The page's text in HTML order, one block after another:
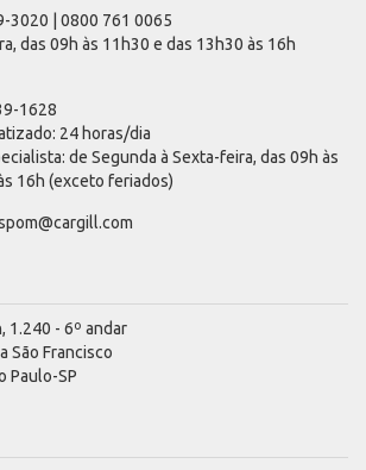
3020 | 0800 761 0065
das 09h às 11h30 e das 13h30 às 16h
1628
24 horas/dia
de Segunda à Sexta-feira, das 09h às
16h (exceto feriados)
1.240 - 6º andar
São Francisco
Paulo-SP